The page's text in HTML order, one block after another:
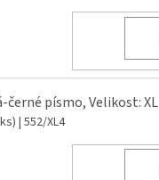
černé písmo, Velikost: XL
| 552/XL4